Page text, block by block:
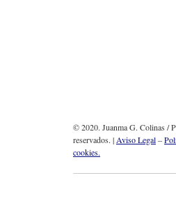
© 2020. Juanma G. Colinas /
reservados. |Aviso Legal–
cookies.